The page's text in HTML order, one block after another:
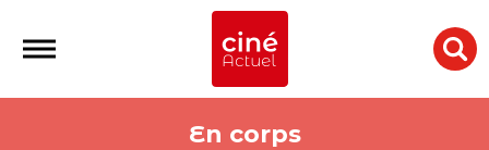
En corps